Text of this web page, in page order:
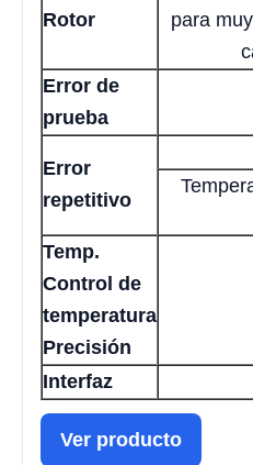
Rotor
para
Error de
prueba
Error
repetitivo
Temp.
Control de
temperatura
Precisión
Interfaz
Ver producto